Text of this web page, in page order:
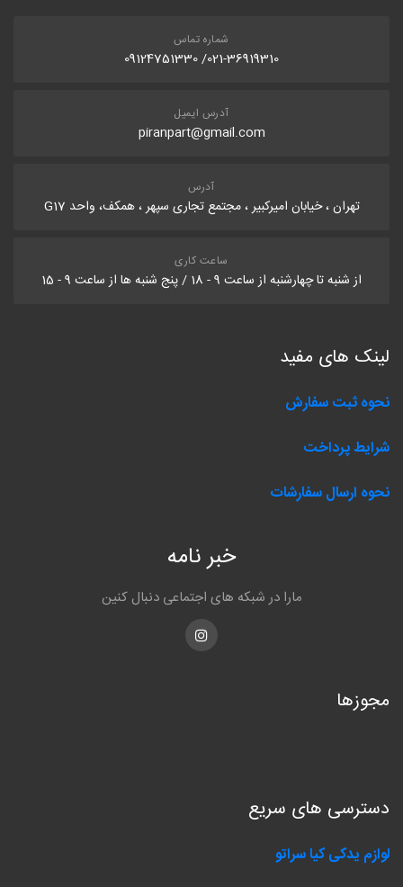
شماره تماس
021-36919310/ 09124751330
آدرس ایمیل
piranpart@gmail.com
آدرس
تهران ، خیابان امیرکبیر ، مجتمع تجاری سپهر ، همکف، واحد G17
ساعت کاری
از شنبه تا چهارشنبه از ساعت 9 - 18 / پنج شنبه ها از ساعت 9 - 15
لینک های مفید
نحوه ثبت سفارش
شرایط پرداخت
نحوه ارسال سفارشات
خبر نامه
مارا در شبکه های اجتماعی دنبال کنین
Instagram
مجوزها
دسترسی های سریع
لوازم یدکی کیا سراتو